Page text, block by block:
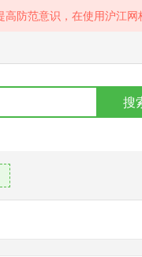
防范意识，在使用沪江网
搜